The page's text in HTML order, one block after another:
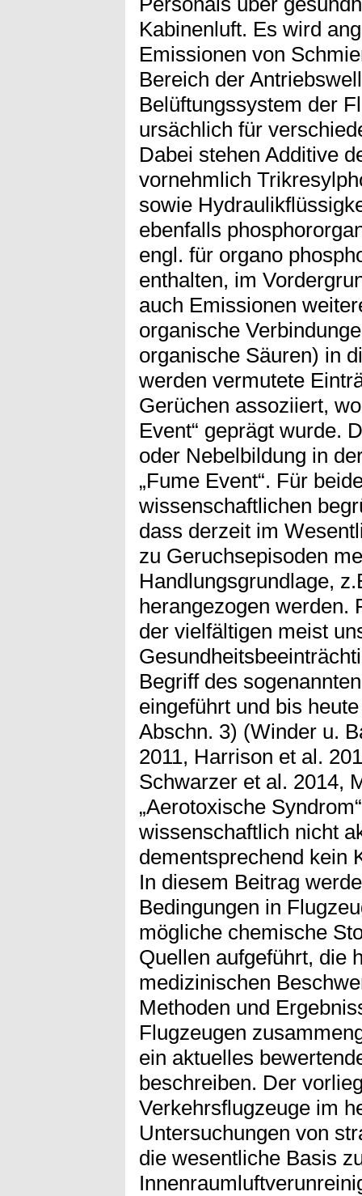
Kabinenluft. Es wird
Emissionen von
Bereich der
Belüftungssystem der
ursächlich für
Dabei stehen Additive
vornehmlich
sowie
ebenfalls
engl. für organo
enthalten, im
auch Emissionen
organische
organische Säuren) in
werden vermutete
Gerüchen assoziiert,
Event“ geprägt wurde.
oder Nebelbildung in
„Fume Event“. Für
wissenschaftlichen
dass derzeit im
zu Geruchsepisoden
Handlungsgrundlage,
herangezogen werden.
der vielfältigen meist
Begriff des
eingeführt und bis
Abschn. 3) (Winder u.
2011, Harrison et al.
Schwarzer et al. 2014,
„Aerotoxische
wissenschaftlich nicht
dementsprechend kein
In diesem Beitrag
Bedingungen in
mögliche chemische
Quellen aufgeführt, die
medizinischen
Methoden und
Flugzeugen
ein aktuelles
beschreiben. Der
Verkehrsflugzeuge im
Untersuchungen von
die wesentliche Basis